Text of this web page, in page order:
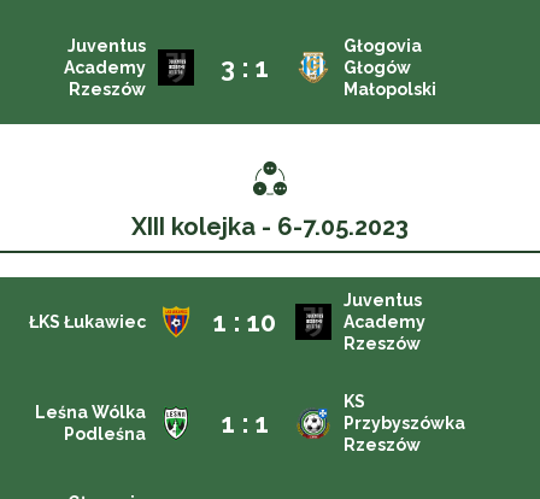
Juventus
Academy
Rzeszów
3 : 1
Głogovia
Głogów
Małopolski
XIII kolejka - 6-7.05.2023
ŁKS Łukawiec 1 : 10
Juventus
Academy
Rzeszów
Leśna Wólka
Podleśna
1 : 1
KS
Przybyszówka
Rzeszów